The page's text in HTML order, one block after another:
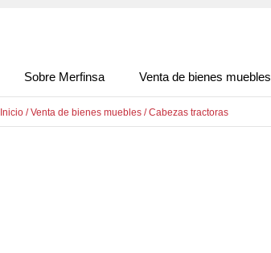
Sobre Merfinsa Venta de bienes muebles
Inicio /Venta de bienes muebles /Cabezas tractoras